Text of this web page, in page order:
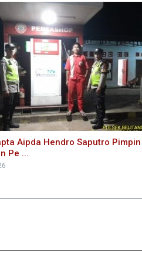
Aipda Hendro Saputro
Pe ...